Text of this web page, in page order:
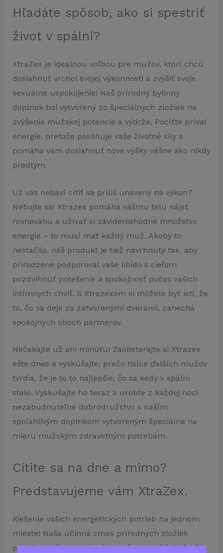
Hľadáte spôsob, ako si spestriť
život v spálni?
XtraZex je ideálnou voľbou pre mužov, ktorí chcú
dosiahnuť vrchol svojej výkonnosti a zvýšiť svoje
sexuálne uspokojenie! Náš prírodný bylinný
doplnok bol vytvorený zo špeciálnych zložiek na
zvýšenie mužskej potencie a výdrže. Pocíťte príval
energie, pretože posilňuje vaše životné sily a
pomáha vám dosiahnuť nové výšky vášne ako nikdy
predtým.
Už vás nebaví cítiť sa príliš unavený na výkon?
Nebojte sa! Xtrazex pomáha vášmu telu nájsť
rovnováhu a užívať si závideniahodné množstvo
energie – to musí mať každý muž. Akoby to
nestačilo, náš produkt je tiež navrhnutý tak, aby
prirodzene podporoval vaše libido s cieľom
pozdvihnúť potešenie a spokojnosť počas vašich
intímnych chvíľ. S Xtrazexom si môžete byť istí, že
to, čo sa deje za zatvorenými dverami, zanechá
spokojných oboch partnerov.
Nečakajte už ani minútu! Zaobstarajte si Xtrazex
ešte dnes a vyskúšajte, prečo tisíce ďalších mužov
tvrdia, že je to to najlepšie, čo sa kedy v spálni
stalo. Vyskúšajte ho teraz a urobte z každej noci
nezabudnuteľné dobrodružstvo s naším
spoľahlivým doplnkom vytvoreným špeciálne na
mieru mužským zdravotným potrebám.
Cítite sa na dne a mimo?
Predstavujeme vám XtraZex.
Riešenie vašich energetických potrieb na jednom
mieste! Naša účinná zmes prírodných zložiek
pomáha naštartovať každý deň a umožňuje ľahšie